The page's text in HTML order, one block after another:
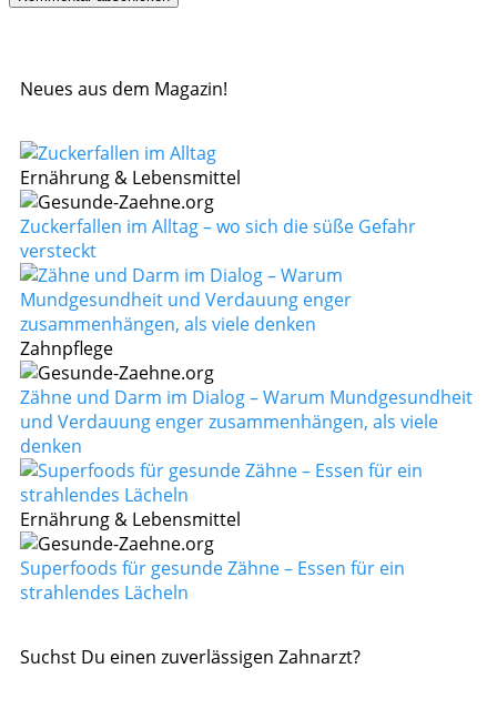
Neues aus dem Magazin!
Ernährung & Lebensmittel
Zuckerfallen im Alltag – wo sich die süße Gefahr
versteckt
Zahnpflege
Zähne und Darm im Dialog – Warum Mundgesundheit
und Verdauung enger zusammenhängen, als viele
denken
Ernährung & Lebensmittel
Superfoods für gesunde Zähne – Essen für ein
strahlendes Lächeln
Suchst Du einen zuverlässigen Zahnarzt?